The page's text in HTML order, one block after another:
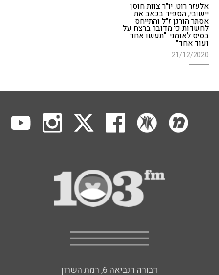
אלעזר רוט, יו"ר צוות חוסן
יישובי, הספיד בכאב את
אסתר הורגן ז"ל והתייחס
לחשדות כי מדובר ברצח על
בסיס לאומני: "תעשו אחד
ועוד אחד"
21/12/2020
דבורה הנביאה 6, רמת השרון